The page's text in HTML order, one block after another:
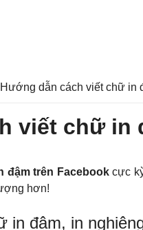
Hướng dẫn cách viết chữ in
viết chữ in
đậm trên Facebookcực
hơn!
in đậm, in